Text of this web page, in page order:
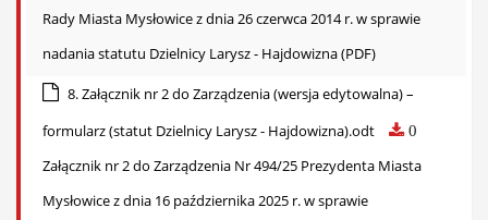
Rady Miasta Mysłowice z dnia 26 czerwca 2014 r. w sprawie
nadania statutu Dzielnicy Larysz - Hajdowizna (PDF)
8. Załącznik nr 2 do Zarządzenia (wersja edytowalna) –
formularz (statut Dzielnicy Larysz - Hajdowizna).odt
0
Załącznik nr 2 do Zarządzenia Nr 494/25 Prezydenta Miasta
Mysłowice z dnia 16 października 2025 r. w sprawie